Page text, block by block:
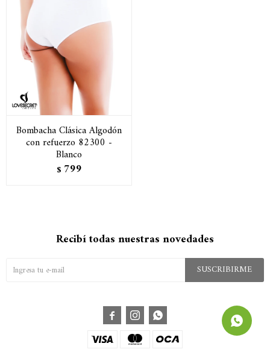
Bombacha Clásica Algodón
con refuerzo 82300 -
Blanco
$ 799
Recibí todas nuestras novedades
SUSCRIBIRME
  